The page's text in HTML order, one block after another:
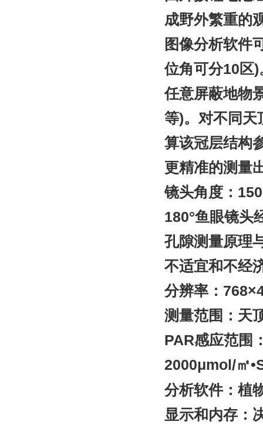
成野外繁重的
图像分析软件
位角可分10区
任意屏蔽地物
等)。对不同天
算该冠层结构
更精准的测量
镜头角度：
180°鱼眼镜头
孔隙测量原理
不适宜和不经
分辨率：
测量范围：天
PAR感应范围
2000μmol/㎡•
分析软件：植
显示和内存：